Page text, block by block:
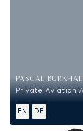
PASCAL
Private Aviation
EN DE